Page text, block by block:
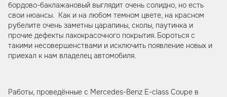
бордово-баклажановый выглядит очень солидно, но есть
свои нюансы. Как и на любом темном цвете, на красном
рубелите очень заметны царапины, сколы, паутинка и
прочие дефекты лакокрасочного покрытия. Бороться с
такими несовершенствами и исключить появление новых и
приехал к нам владелец автомобиля.
Работы, проведённые с Mercedes-Benz E-class Coupe в